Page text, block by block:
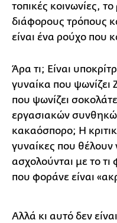
τοπικές κοινωνίες,
διάφορους τρόπους
είναι ένα ρούχο που
Άρα τι; Είναι
γυναίκα που ψωνίζει
που ψωνίζει
εργασιακών
κακαόσπορο; Η
γυναίκες που θέλουν
ασχολούνται με το
που φοράνε είναι
Αλλά κι αυτό δεν